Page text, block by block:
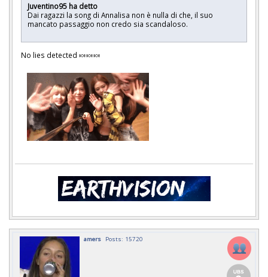
Juventino95 ha detto
Dai ragazzi la song di Annalisa non è nulla di che, il suo
mancato passaggio non credo sia scandaloso.
No lies detected 🍬🍬🍬
amers Posts: 15720